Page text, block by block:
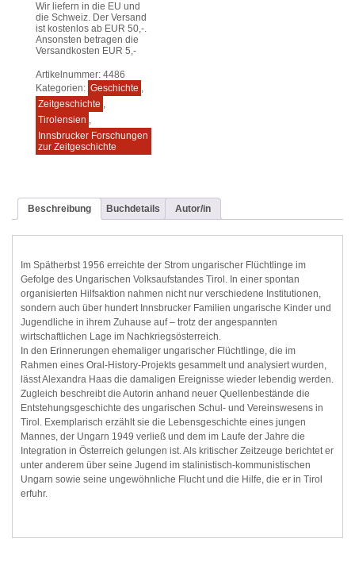
Wir liefern in die EU und
die Schweiz. Der Versand
ist kostenlos ab EUR 50,-.
Ansonsten betragen die
Versandkosten EUR 5,-
Artikelnummer: 4486
Kategorien: Geschichte ,
Zeitgeschichte ,
Tirolensien ,
Innsbrucker Forschungen
zur Zeitgeschichte
Beschreibung Buchdetails Autor/in
Im Spätherbst 1956 erreichte der Strom ungarischer Flüchtlinge im
Gefolge des Ungarischen Volksaufstandes Tirol. In einer spontan
organisierten Hilfsaktion nahmen nicht nur verschiedene Institutionen,
sondern auch über hundert Innsbrucker Familien ungarische Kinder und
Jugendliche in ihrem Zuhause auf – trotz der angespannten
wirtschaftlichen Lage im Nachkriegsösterreich.
In den Erinnerungen ehemaliger ungarischer Flüchtlinge, die im
Rahmen eines Oral-History-Projekts gesammelt und analysiert wurden,
lässt Alexandra Haas die damaligen Ereignisse wieder lebendig werden.
Zugleich beschreibt die Autorin anhand neuer Quellenbestände die
Entstehungsgeschichte des ungarischen Schul- und Vereinswesens in
Tirol. Exemplarisch erzählt sie die Lebensgeschichte eines jungen
Mannes, der Ungarn 1949 verließ und dem im Laufe der Jahre die
Integration in Österreich gelungen ist. Als kritischer Zeitzeuge berichtet er
unter anderem über seine Jugend im stalinistisch-kommunistischen
Ungarn sowie seine ungewöhnliche Flucht und die Hilfe, die er in Tirol
erfuhr.